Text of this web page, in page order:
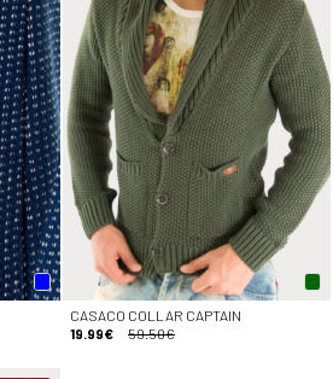
CASACO COLLAR CAPTAIN
19.99€
59.50€